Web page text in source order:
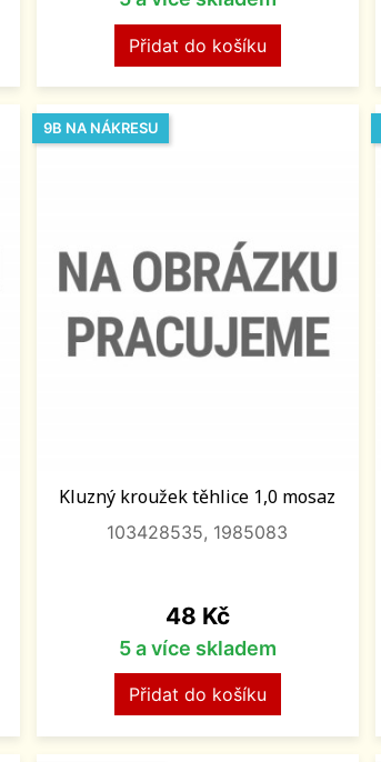
Přidat do košíku
Kluzný kroužek těhlice 1,0 mosaz
103428535, 1985083
Cena
48 Kč
5 a více skladem
Přidat do košíku
9B NA NÁKRESU